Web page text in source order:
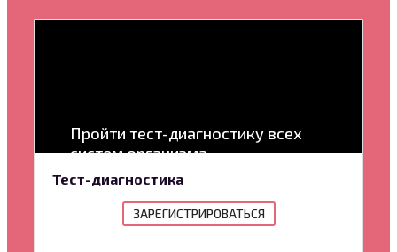
Пройти тест-диагностику всех
систем организма
Тест-диагностика
ЗАРЕГИСТРИРОВАТЬСЯ